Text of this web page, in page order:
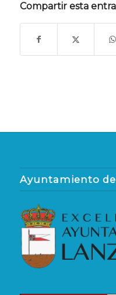
Compartir esta
Ayuntamiento